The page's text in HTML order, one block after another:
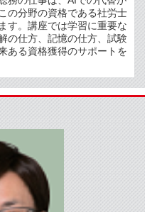
の分野の資格である社労士
す。講座では学習に重要な
の仕方、記憶の仕方、試験
ある資格獲得のサポートを